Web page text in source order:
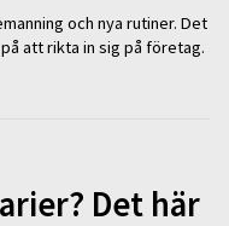
och nya rutiner. Det
att rikta in sig på företag.
Det här